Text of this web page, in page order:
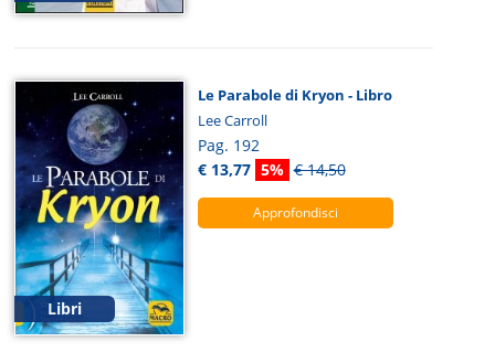
Libri
Le Parabole di Kryon - Libro
Lee Carroll
Pag. 192
€ 13,77 5% € 14,50
Approfondisci